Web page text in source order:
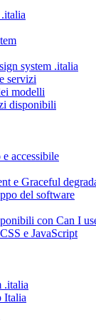
system .italia
servizi
modelli
disponibili
accessibile
e Graceful
del software
con Can I
e JavaScript
.italia
Italia